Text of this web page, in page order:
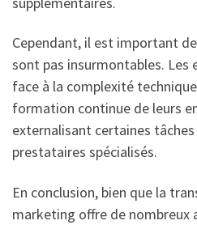
Cependant, il est important
sont pas insurmontables. Les
face à la complexité
formation continue de leurs
externalisant certaines
prestataires spécialisés.
En conclusion, bien que la
marketing offre de nombreux